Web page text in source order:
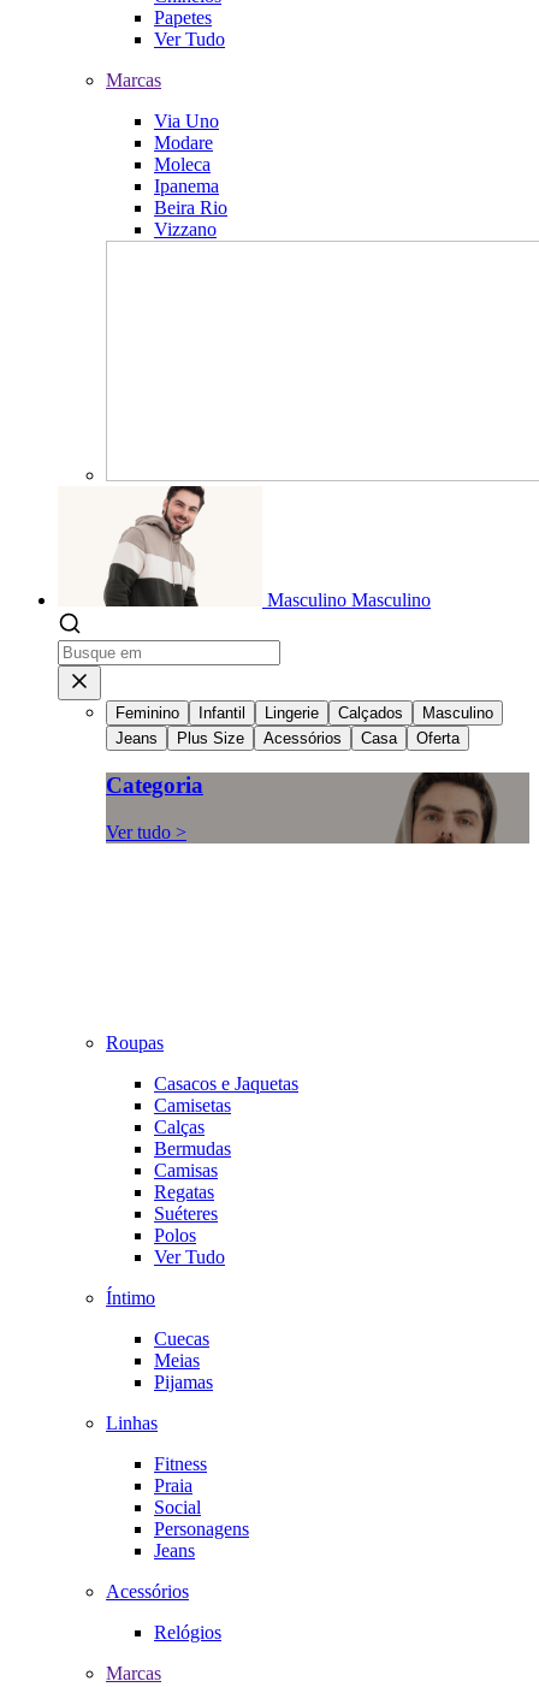
Papetes
Ver Tudo
Marcas
Via Uno
Modare
Moleca
Ipanema
Beira Rio
Vizzano
Masculino Masculino
Feminino Infantil Lingerie Calçados
Masculino
Jeans
Plus Size Acessórios Casa Oferta
Categoria
Ver tudo >
Roupas
Casacos e Jaquetas
Camisetas
Calças
Bermudas
Camisas
Regatas
Suéteres
Polos
Ver Tudo
Íntimo
Cuecas
Meias
Pijamas
Linhas
Fitness
Praia
Social
Personagens
Jeans
Acessórios
Relógios
Marcas